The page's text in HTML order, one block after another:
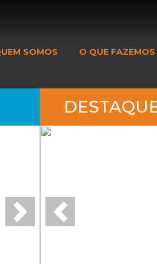
SOMOS O QUE FAZEMOS
Next Previous